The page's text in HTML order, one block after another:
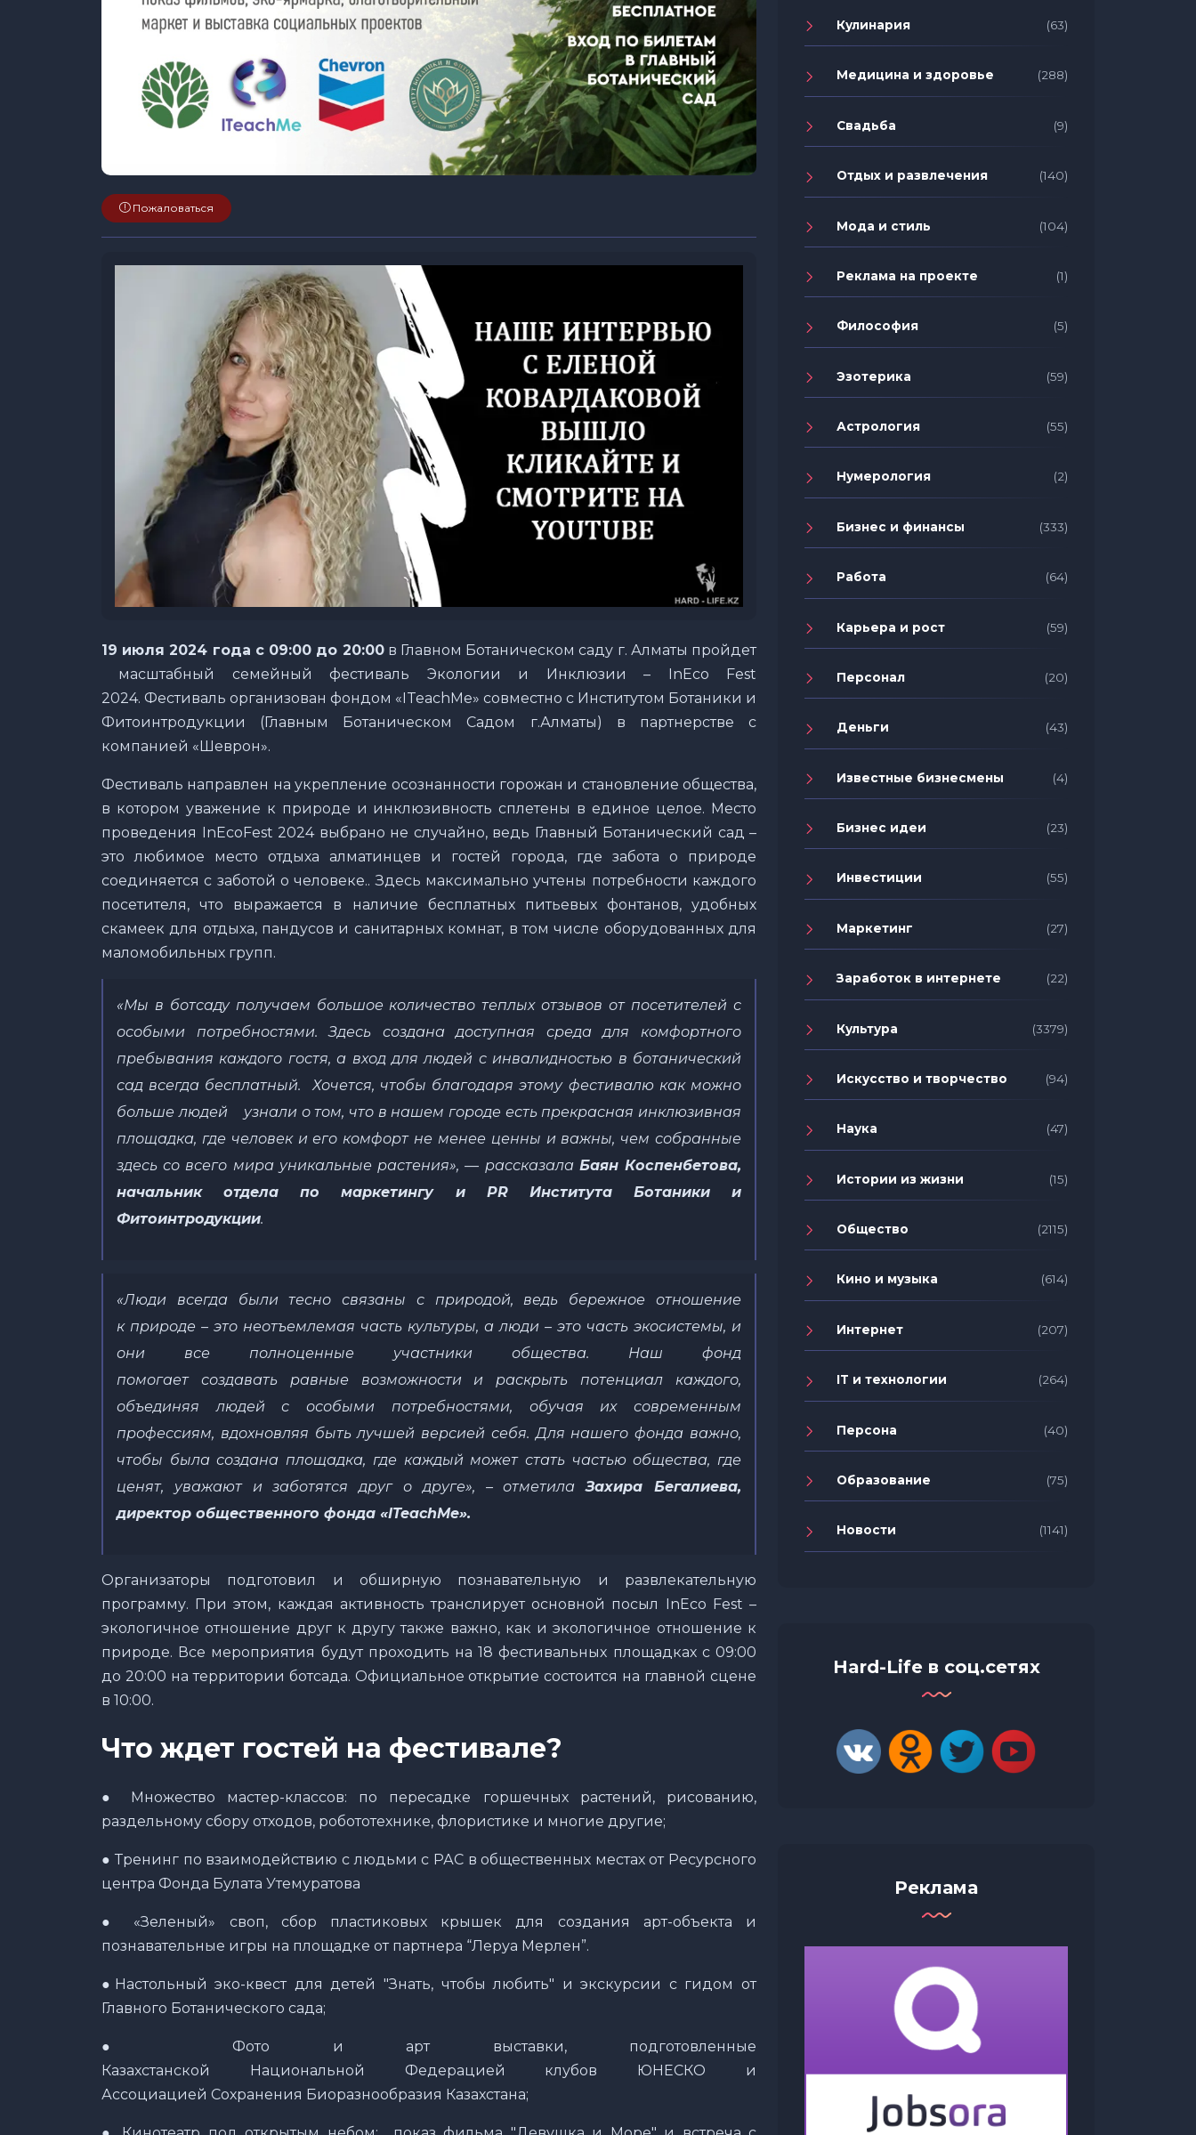
Пожаловаться
19 июля 2024 года с 09:00 до 20:00в Главном Ботаническом саду г. Алматы пройдет
масштабный семейный фестиваль Экологии и Инклюзии – InEco Fest
2024. Фестиваль организован фондом «ITeachMe» cовместно с Институтом Ботаники и
Фитоинтродукции (Главным Ботаническом Садом г.Алматы) в партнерстве с
компанией «Шеврон».
Фестиваль направлен на укрепление осознанности горожан и становление общества,
в котором уважение к природе и инклюзивность сплетены в единое целое. Место
проведения InEcoFest 2024 выбрано не случайно, ведь Главный Ботанический сад –
это любимое место отдыха алматинцев и гостей города, где забота о природе
соединяется с заботой о человеке.. Здесь максимально учтены потребности каждого
посетителя, что выражается в наличие бесплатных питьевых фонтанов, удобных
скамеек для отдыха, пандусов и санитарных комнат, в том числе оборудованных для
маломобильных групп.
«Мы в ботсаду получаем большое количество теплых отзывов от посетителей с
особыми потребностями. Здесь создана доступная среда для комфортного
пребывания каждого гостя, а вход для людей с инвалидностью в ботанический
сад всегда бесплатный. Хочется, чтобы благодаря этому фестивалю как можно
больше людей узнали о том, что в нашем городе есть прекрасная инклюзивная
площадка, где человек и его комфорт не менее ценны и важны, чем собранные
здесь со всего мира уникальные растения», — рассказала Баян Коспенбетова,
начальник отдела по маркетингу и PRИнститута Ботаники и
Фитоинтродукции.
«Люди всегда были тесно связаны с природой, ведь бережное отношение
к природе – это неотъемлемая часть культуры, алюди – это часть экосистемы, и
они все полноценные участники общества. Наш фонд
помогает создавать равные возможности и раскрыть потенциал каждого,
объединяя людейс особыми потребностями, обучаяихсовременным
профессиям, вдохновляя быть лучшей версией себя. Для нашего фонда важно,
чтобы была создана площадка, где каждый может стать частью общества, где
ценят, уважают и заботятся друг о друге», – отметилаЗахира Бегалиева,
директор общественного фонда «ITeachMe».
Организаторы подготовил и обширную познавательную и развлекательную
программу. При этом, каждая активность транслирует основной посыл InEco Fest –
экологичное отношение друг к другу также важно, как и экологичное отношение к
природе. Все мероприятия будут проходить на 18 фестивальных площадках с 09:00
до 20:00 на территории ботсада. Официальное открытие состоится на главной сцене
в 10:00.
Что ждет гостей на фестивале?
● Множество мастер-классов: по пересадке горшечных растений, рисованию,
раздельному сбору отходов, робототехнике, флористике и многие другие;
● Тренинг по взаимодействию с людьми с РАС в общественных местах от Ресурсного
центра Фонда Булата Утемуратова
● «Зеленый» своп, сбор пластиковых крышек для создания арт-объекта и
познавательные игры на площадке от партнера “Леруа Мерлен”.
●Настольный эко-квест для детей "Знать, чтобы любить" и экскурсии с гидом от
Главного Ботанического сада;
● Фото и арт выставки, подготовленные
Казахстанской Национальной Федерацией клубов ЮНЕСКО и
Ассоциацией Сохранения Биоразнообразия Казахстана;
Кулинария (63)
Медицина и здоровье (288)
Свадьба (9)
Отдых и развлечения (140)
Мода и стиль (104)
Реклама на проекте (1)
Философия (5)
Эзотерика (59)
Астрология (55)
Нумерология (2)
Бизнес и финансы (333)
Работа (64)
Карьера и рост (59)
Персонал (20)
Деньги (43)
Известные бизнесмены (4)
Бизнес идеи (23)
Инвестиции (55)
Маркетинг (27)
Заработок в интернете (22)
Культура (3379)
Искусство и творчество (94)
Наука (47)
Истории из жизни (15)
Общество (2115)
Кино и музыка (614)
Интернет (207)
IT и технологии (264)
Персона (40)
Образование (75)
Новости (1141)
Hard-Life в соц.сетях
Реклама